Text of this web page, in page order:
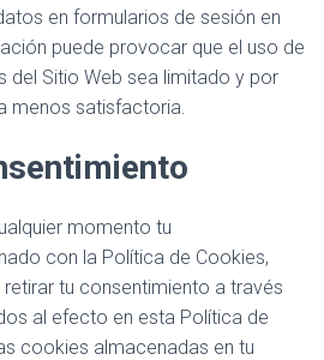
en formularios de sesión en
puede provocar que el uso de
del Sitio Web sea limitado y por
menos satisfactoria.
momento tu
con la Política de Cookies,
tu consentimiento a través
al efecto en esta Política de
cookies almacenadas en tu